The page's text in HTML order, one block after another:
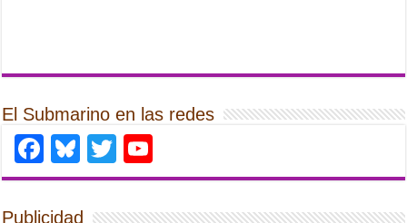
El Submarino en las redes
Facebook
Bluesky
Twitter
Publicidad